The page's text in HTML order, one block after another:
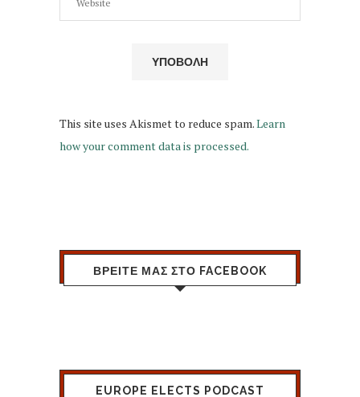
This site uses Akismet to reduce spam.Learn
how your comment data is processed.
ΒΡΕΙΤΕ ΜΑΣ ΣΤΟ FACEBOOK
EUROPE ELECTS PODCAST